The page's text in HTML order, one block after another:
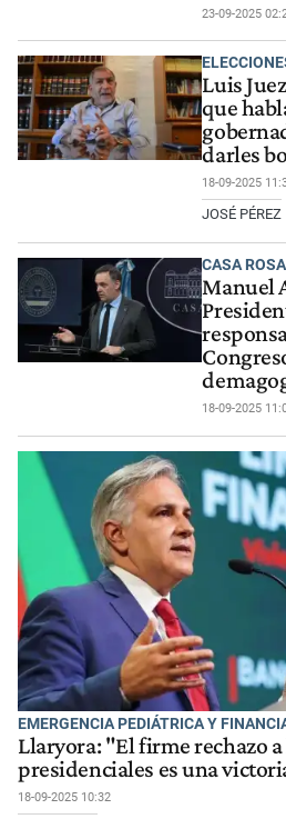
23-09-2025
Luis
que
darles
18-09-2025
JOSÉ PÉREZ
CASA
Manuel
18-09-2025
EMERGENCIA PEDIÁTRICA Y
Llaryora: "El firme rechazo a
presidenciales es una
18-09-2025 10:32